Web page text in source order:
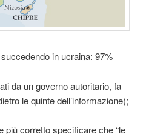
in ucraina: 97%
da un governo autoritario, fa
le quinte dell’informazione);
corretto specificare che “le